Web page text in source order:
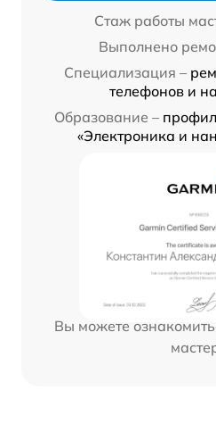
Стаж работы
Выполнено
Специализация –
телефонов и
Образование –
«Электроника и
Вы можете